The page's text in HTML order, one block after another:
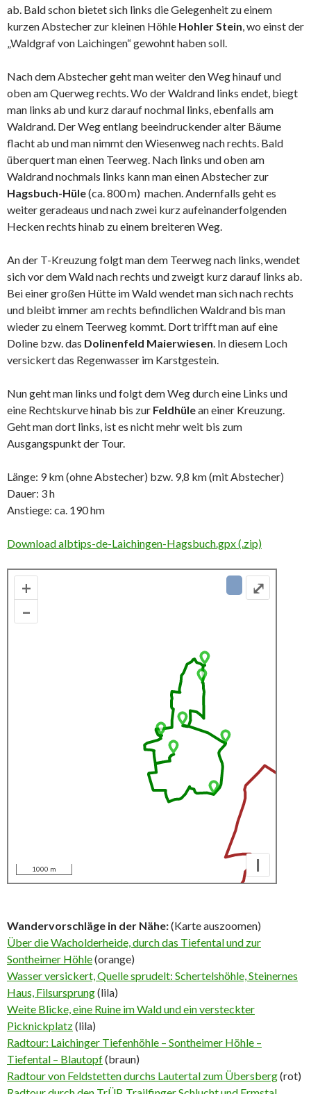
ab. Bald schon bietet sich links die Gelegenheit zu einem
kurzen Abstecher zur kleinen Höhle Hohler Stein, wo einst der
„Waldgraf von Laichingen“ gewohnt haben soll.
Nach dem Abstecher geht man weiter den Weg hinauf und
oben am Querweg rechts. Wo der Waldrand links endet, biegt
man links ab und kurz darauf nochmal links, ebenfalls am
Waldrand. Der Weg entlang beeindruckender alter Bäume
flacht ab und man nimmt den Wiesenweg nach rechts. Bald
überquert man einen Teerweg. Nach links und oben am
Waldrand nochmals links kann man einen Abstecher zur
Hagsbuch-Hüle(ca. 800 m) machen. Andernfalls geht es
weiter geradeaus und nach zwei kurz aufeinanderfolgenden
Hecken rechts hinab zu einem breiteren Weg.
An der T-Kreuzung folgt man dem Teerweg nach links, wendet
sich vor dem Wald nach rechts und zweigt kurz darauf links ab.
Bei einer großen Hütte im Wald wendet man sich nach rechts
und bleibt immer am rechts befindlichen Waldrand bis man
wieder zu einem Teerweg kommt. Dort trifft man auf eine
Doline bzw. das Dolinenfeld Maierwiesen. In diesem Loch
versickert das Regenwasser im Karstgestein.
Nun geht man links und folgt dem Weg durch eine Links und
eine Rechtskurve hinab bis zur Feldhülean einer Kreuzung.
Geht man dort links, ist es nicht mehr weit bis zum
Ausgangspunkt der Tour.
Länge: 9 km (ohne Abstecher) bzw. 9,8 km (mit Abstecher)
Dauer: 3 h
Anstiege: ca. 190 hm
Download albtips-de-Laichingen-Hagsbuch.gpx (.zip)
+
–
I
1000 m
⤢
Wandervorschläge in der Nähe:(Karte auszoomen)
Über die Wacholderheide, durch das Tiefental und zur
Sontheimer Höhle(orange)
Wasser versickert, Quelle sprudelt: Schertelshöhle, Steinernes
Haus, Filsursprung(lila)
Weite Blicke, eine Ruine im Wald und ein versteckter
Picknickplatz(lila)
Radtour: Laichinger Tiefenhöhle – Sontheimer Höhle –
Tiefental – Blautopf(braun)
Radtour von Feldstetten durchs Lautertal zum Übersberg(rot)